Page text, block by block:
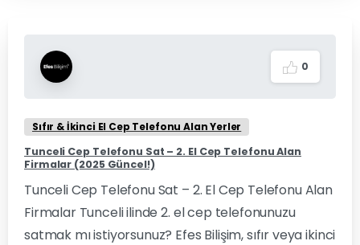
0
Sıfır & İkinci El Cep Telefonu Alan Yerler
Tunceli Cep Telefonu Sat – 2. El Cep Telefonu Alan
Firmalar (2025 Güncel!)
Tunceli Cep Telefonu Sat – 2. El Cep Telefonu Alan
Firmalar Tunceli ilinde 2. el cep telefonunuzu
satmak mı istiyorsunuz? Efes Bilişim, sıfır veya ikinci